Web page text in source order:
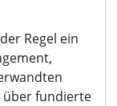
Regel ein
über fundierte